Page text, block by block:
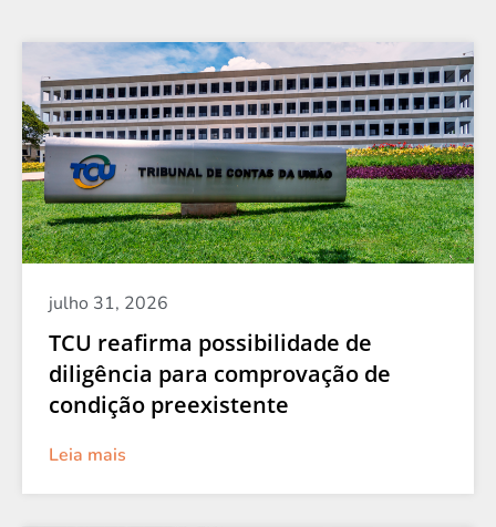
julho 31, 2026
TCU reafirma possibilidade de
diligência para comprovação de
condição preexistente
Leia mais